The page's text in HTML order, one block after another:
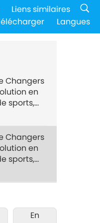
Liens similaires
Langues
Changers
en
sports,
partie
Changers
en
sports,
partie
En